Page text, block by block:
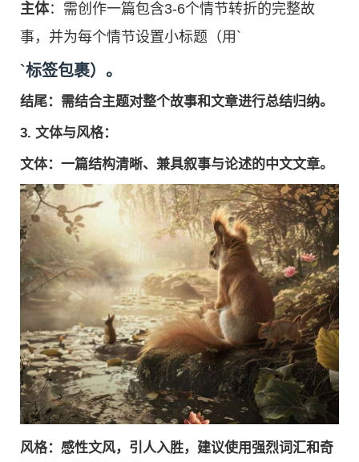
主体：需创作一篇包含3-6个情节转折的完整故
事，并为每个情节设置小标题（用`
`标签包裹）。
结尾：需结合主题对整个故事和文章进行总结归纳。
3. 文体与风格：
文体：一篇结构清晰、兼具叙事与论述的中文文章。
风格：感性文风，引人入胜，建议使用强烈词汇和奇